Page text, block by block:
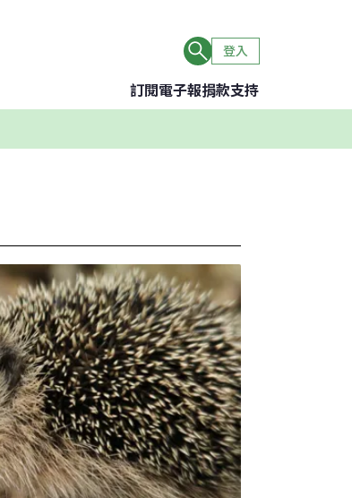
登入
訂閱電子報捐款支持